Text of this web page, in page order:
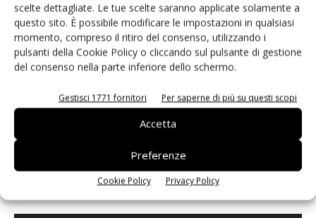
scelte dettagliate. Le tue scelte saranno applicate solamente a
questo sito. È possibile modificare le impostazioni in qualsiasi
momento, compreso il ritiro del consenso, utilizzando i
pulsanti della Cookie Policy o cliccando sul pulsante di gestione
del consenso nella parte inferiore dello schermo.
Gestisci 1771 fornitori Per saperne di più su questi scopi
Accetta
Preferenze
Cookie Policy Privacy Policy
Salva il mio nome, email e sito web in questo browser per i